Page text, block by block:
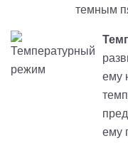
темным
ему
ему